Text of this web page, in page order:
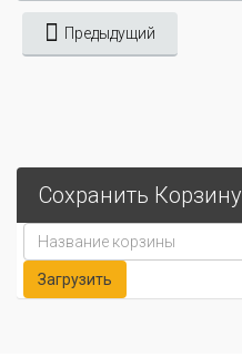
Предыдущий
Сохранить Корзину